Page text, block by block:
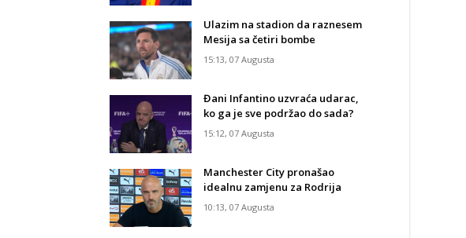
Ulazim na stadion da raznesem
Mesija sa četiri bombe
15:13, 07 Augusta
Đani Infantino uzvraća udarac,
ko ga je sve podržao do sada?
15:12, 07 Augusta
Manchester City pronašao
idealnu zamjenu za Rodrija
10:13, 07 Augusta